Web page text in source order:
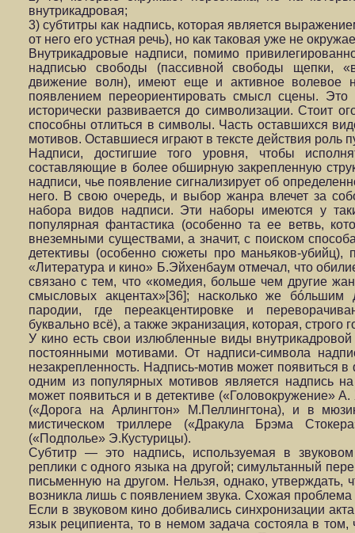
внутрикадровая;
3) субтитры как надпись, которая является
от него его устная речь), но как таковая уже не
Внутрикадровые надписи, помимо
надписью свободы (пассивной свободы щепки,
движение волн), имеют еще и активное волевое
появлением переориентировать смысл сцены. Это
исторически развивается до символизации. Стоит
способны отлиться в символы. Часть оставшихся
мотивов. Оставшиеся играют в тексте действия роль
Надписи, достигшие того уровня, чтобы
составляющие в более обширную закрепленную
надписи, чье появление сигнализирует об
него. В свою очередь, и выбор жанра влечет за
набора видов надписи. Эти наборы имеются у
популярная фантастика (особенно та ее ветвь,
внеземными существами, а значит, с поиском
детективы (особенно сюжеты про маньяков-убийц),
«Литература и кино» Б.Эйхенбаум отмечал, что
связано с тем, что «комедия, больше чем другие
смысловых акцентах»[36]; насколько же
пародии, где переакцентировке и
буквально всё), а также экранизация, которая, строго
У кино есть свои излюбленные виды
постоянными мотивами. От надписи-символа
незакрепленность. Надпись-мотив может появиться
одним из популярных мотивов является надпись
может появиться и в детективе («Головокружение»
(«Дорога на Арлингтон» М.Пеллингтона), и в
мистическом триллере («Дракула Брэма
(«Подполье» Э.Кустурицы).
Субтитр — это надпись, используемая в
реплики с одного языка на другой; симультанный
письменную на другом. Нельзя, однако, утверждать,
возникла лишь с появлением звука. Схожая
Если в звуковом кино добивались синхронизации
язык реципиента, то в немом задача состояла в